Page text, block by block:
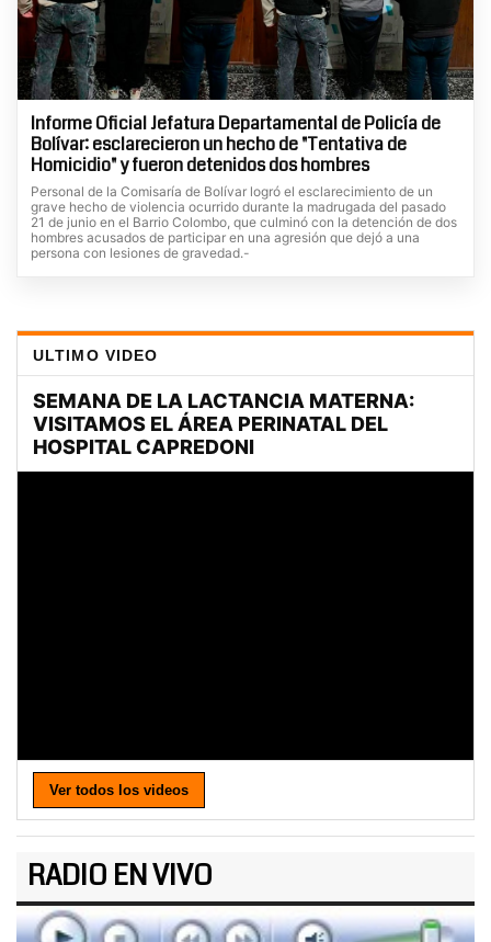
Informe Oficial Jefatura Departamental de Policía de
Bolívar: esclarecieron un hecho de "Tentativa de
Homicidio" y fueron detenidos dos hombres
Personal de la Comisaría de Bolívar logró el esclarecimiento de un
grave hecho de violencia ocurrido durante la madrugada del pasado
21 de junio en el Barrio Colombo, que culminó con la detención de dos
hombres acusados de participar en una agresión que dejó a una
persona con lesiones de gravedad.-
ULTIMO VIDEO
Ver todos los videos
RADIO EN VIVO